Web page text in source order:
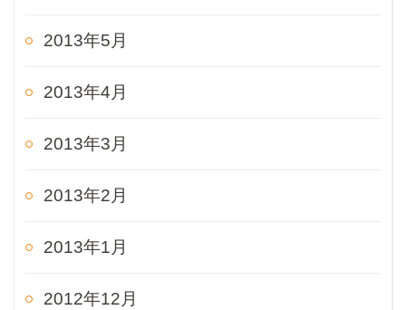
2013年5月
2013年4月
2013年3月
2013年2月
2013年1月
2012年12月